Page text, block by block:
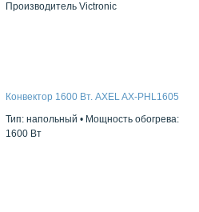
Производитель Victronic
Конвектор 1600 Вт. AXEL AX-PHL1605
Тип: напольный • Мощность обогрева:
1600 Вт